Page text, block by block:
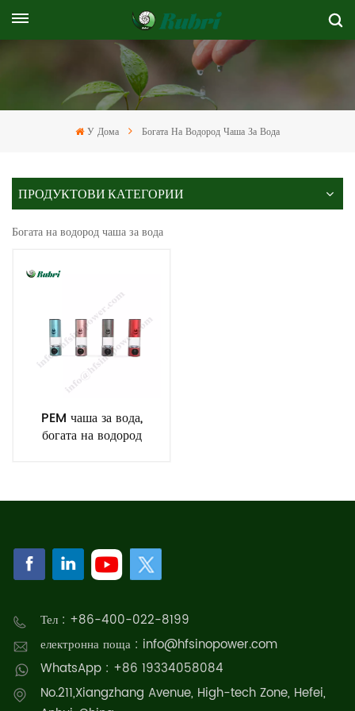
У Дома Богата На Водород Чаша За Вода
ПРОДУКТОВИ КАТЕГОРИИ
Богата на водород чаша за вода
PEM чаша за вода,
богата на водород
Тел : +86-400-022-8199
електронна поща : info@hfsinopower.com
WhatsApp : +86 19334058084
No.211,Xiangzhang Avenue, High-tech Zone, Hefei,